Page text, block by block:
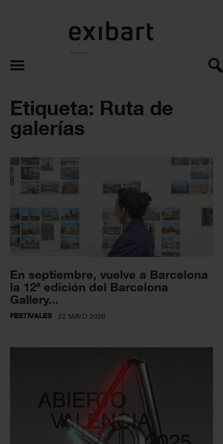
exibart.es
Etiqueta: Ruta de
galerías
En septiembre, vuelve a Barcelona
la 12ª edición del Barcelona
Gallery...
FESTIVALES 22 MAYO 2026